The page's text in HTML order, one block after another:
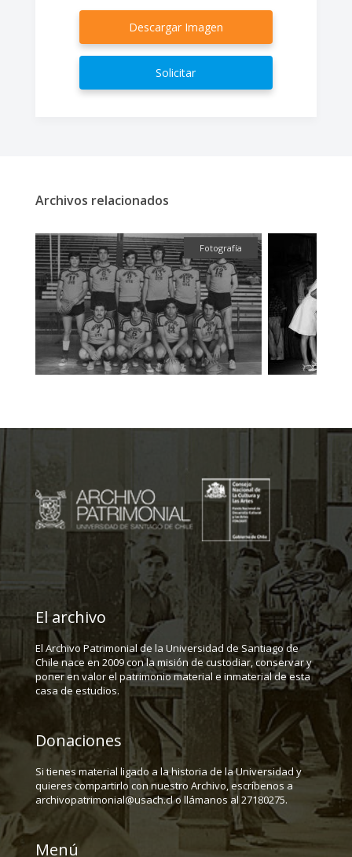
Descargar Imagen
Solicitar
Archivos relacionados
Fotografía
El archivo
El Archivo Patrimonial de la Universidad de Santiago de
Chile nace en 2009 con la misión de custodiar, conservar y
poner en valor el patrimonio material e inmaterial de esta
casa de estudios.
Donaciones
Si tienes material ligado a la historia de la Universidad y
quieres compartirlo con nuestro Archivo, escríbenos a
archivopatrimonial@usach.cl o llámanos al 27180275.
Menú